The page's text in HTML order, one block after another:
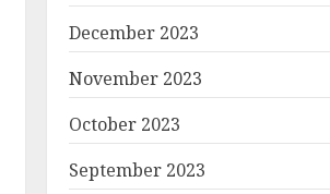
December 2023
November 2023
October 2023
September 2023